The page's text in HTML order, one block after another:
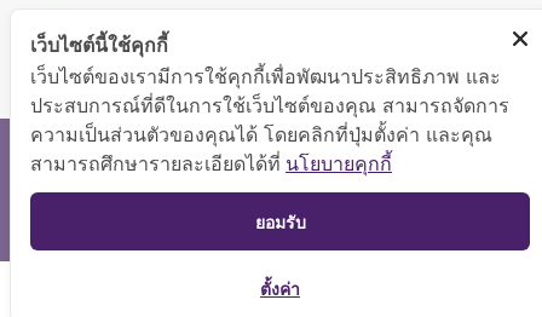
สงวนลิขสิทธิ์ © 2566 กองบริหารการคลัง
แสดงผลได้ดีที่ขนาดหน้าจอ 1024x768 pixel
แผนผังเว็บไซต์
TOP
เว็บไซต์นี้ใช้คุกกี้
เว็บไซต์ของเรามีการใช้คุกกี้เพื่อพัฒนาประสิทธิภาพ และ
ประสบการณ์ที่ดีในการใช้เว็บไซต์ของคุณ สามารถจัดการ
ความเป็นส่วนตัวของคุณได้ โดยคลิกที่ปุ่มตั้งค่า และคุณ
สามารถศึกษารายละเอียดได้ที่ นโยบายคุกกี้
ยอมรับ
ตั้งค่า